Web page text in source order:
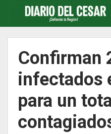
Confirman
infectados
para un